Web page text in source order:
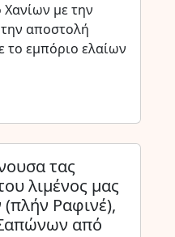
με την
αποστολή
το εμπόριο ελαίων
τας
λιμένος μας
Ραφινέ),
από